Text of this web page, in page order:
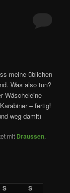
meine üblichen
Was also tun?
Wäscheleine
– fertig!
weg damit)
mit Draussen,
S S